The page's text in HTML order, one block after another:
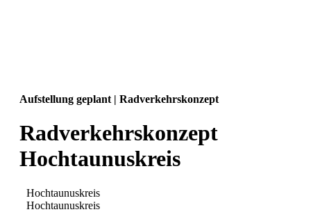
Aufstellung geplant | Radverkehrskonzept
Radverkehrskonzept
Hochtaunuskreis
Hochtaunuskreis
Hochtaunuskreis